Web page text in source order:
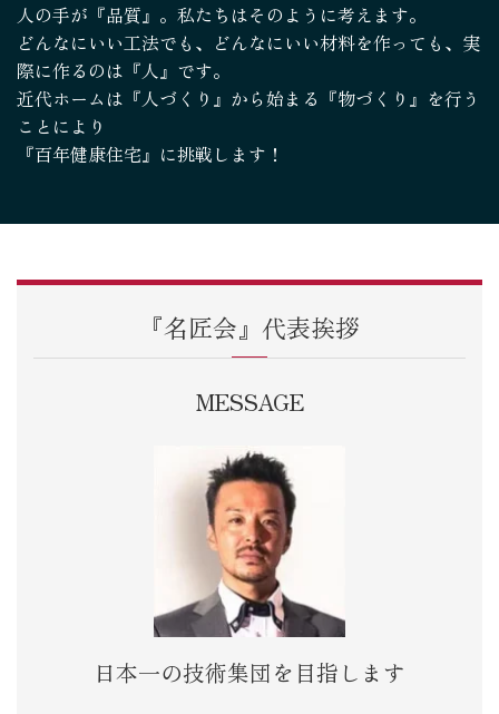
人の手が『品質』。私たちはそのように考えます。
どんなにいい工法でも、どんなにいい材料を作っても、実
際に作るのは『人』です。
近代ホームは『人づくり』から始まる『物づくり』を行う
ことにより
『百年健康住宅』に挑戦します！
『名匠会』代表挨拶
MESSAGE
日本一の技術集団を目指します